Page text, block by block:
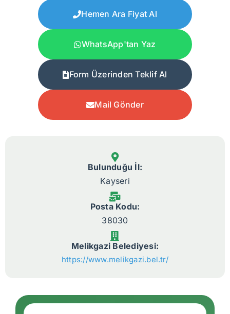
Hemen Ara Fiyat Al
WhatsApp'tan Yaz
Form Üzerinden Teklif Al
Mail Gönder
Bulunduğu İl:
Kayseri
Posta Kodu:
38030
Melikgazi Belediyesi:
https://www.melikgazi.bel.tr/